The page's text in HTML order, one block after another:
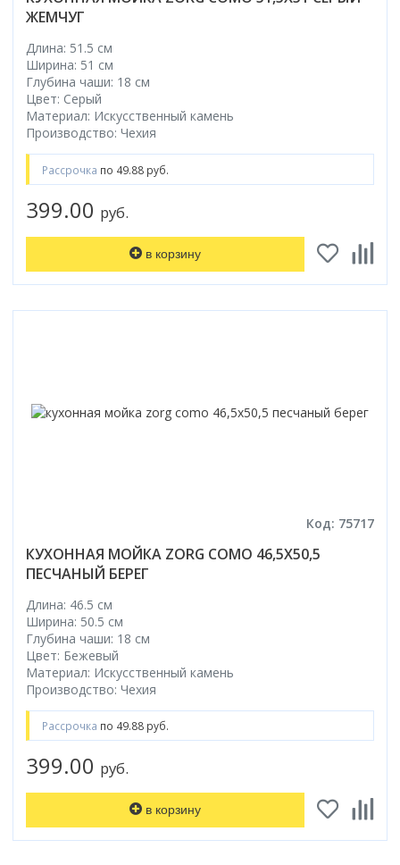
ЖЕМЧУГ
Длина: 51.5 см
Ширина: 51 см
Глубина чаши: 18 см
Цвет: Серый
Материал: Искусственный камень
Производство: Чехия
Рассрочка по 49.88 руб.
399.00 руб.
в корзину
Код: 75717
КУХОННАЯ МОЙКА ZORG COMO 46,5X50,5
ПЕСЧАНЫЙ БЕРЕГ
Длина: 46.5 см
Ширина: 50.5 см
Глубина чаши: 18 см
Цвет: Бежевый
Материал: Искусственный камень
Производство: Чехия
Рассрочка по 49.88 руб.
399.00 руб.
в корзину